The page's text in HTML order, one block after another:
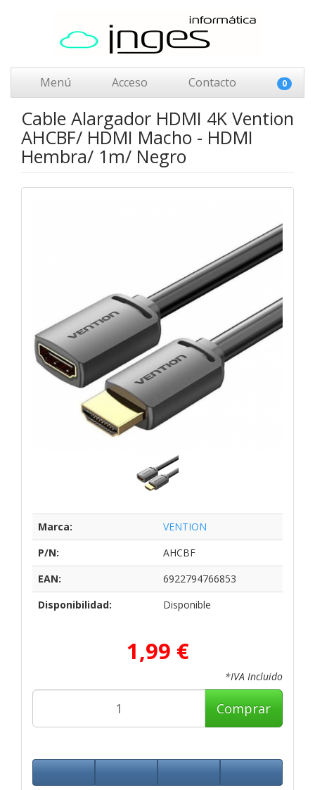
Menú Acceso Contacto 0
Cable Alargador HDMI 4K Vention
AHCBF/ HDMI Macho - HDMI
Hembra/ 1m/ Negro
Marca:
VENTION
P/N:
AHCBF
EAN:
6922794766853
Disponibilidad:
Disponible
1,99 €
*IVA Incluido
Comprar